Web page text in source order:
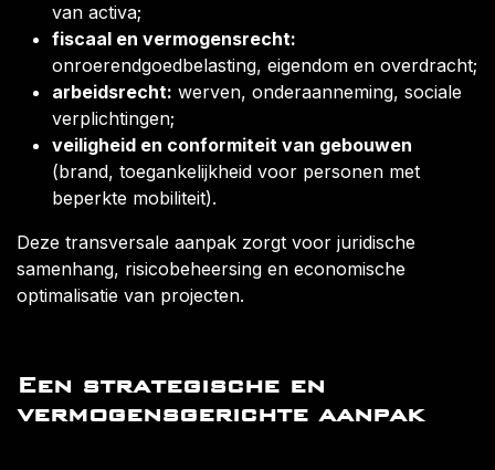
van activa;
fiscaal en vermogensrecht:
onroerendgoedbelasting, eigendom en overdracht;
arbeidsrecht: werven, onderaanneming, sociale
verplichtingen;
veiligheid en conformiteit van gebouwen
(brand, toegankelijkheid voor personen met
beperkte mobiliteit).
Deze transversale aanpak zorgt voor juridische
samenhang, risicobeheersing en economische
optimalisatie van projecten.
Een strategische en
vermogensgerichte aanpak